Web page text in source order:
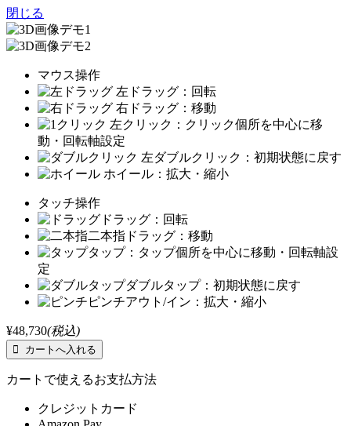
閉じる
マウス操作
左ドラッグ：回転
右ドラッグ：移動
左クリック：クリック個所を中心に移
動・回転軸設定
左ダブルクリック：初期状態に戻す
ホイール：拡大・縮小
タッチ操作
ドラッグ：回転
二本指ドラッグ：移動
タップ：タップ個所を中心に移動・回転軸設
定
ダブルタップ：初期状態に戻す
ピンチアウト/イン：拡大・縮小
¥48,730(税込)
カートで使えるお支払方法
クレジットカード